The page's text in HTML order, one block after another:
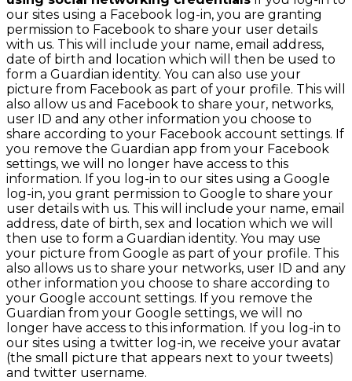
our sites using a Facebook log-in, you are granting
permission to Facebook to share your user details
with us. This will include your name, email address,
date of birth and location which will then be used to
form a Guardian identity. You can also use your
picture from Facebook as part of your profile. This will
also allow us and Facebook to share your, networks,
user ID and any other information you choose to
share according to your Facebook account settings. If
you remove the Guardian app from your Facebook
settings, we will no longer have access to this
information. If you log-in to our sites using a Google
log-in, you grant permission to Google to share your
user details with us. This will include your name, email
address, date of birth, sex and location which we will
then use to form a Guardian identity. You may use
your picture from Google as part of your profile. This
also allows us to share your networks, user ID and any
other information you choose to share according to
your Google account settings. If you remove the
Guardian from your Google settings, we will no
longer have access to this information. If you log-in to
our sites using a twitter log-in, we receive your avatar
(the small picture that appears next to your tweets)
and twitter username.